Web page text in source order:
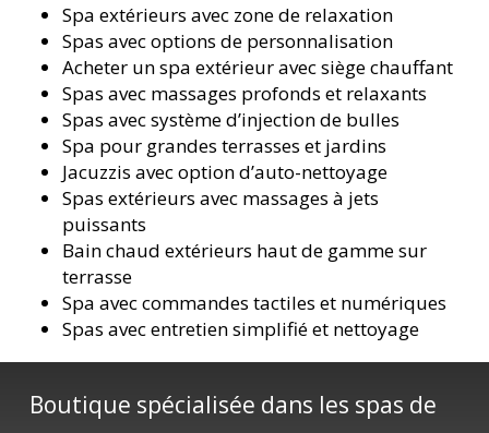
Spa extérieurs avec zone de relaxation
Spas avec options de personnalisation
Acheter un spa extérieur avec siège chauffant
Spas avec massages profonds et relaxants
Spas avec système d’injection de bulles
Spa pour grandes terrasses et jardins
Jacuzzis avec option d’auto-nettoyage
Spas extérieurs avec massages à jets
puissants
Bain chaud extérieurs haut de gamme sur
terrasse
Spa avec commandes tactiles et numériques
Spas avec entretien simplifié et nettoyage
Boutique spécialisée dans les spas de